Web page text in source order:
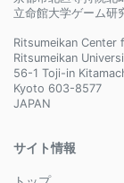
立命館大学ゲーム研
Ritsumeikan Center
Ritsumeikan
56-1 Toji-in
Kyoto 603-8577
JAPAN
サイト情報